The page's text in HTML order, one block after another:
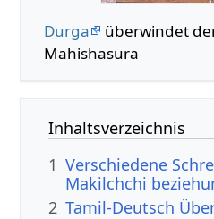
Durga
überwindet
Mahishasura
Inhaltsverzeichnis
1 Verschiedene
Makilchchi
2 Tamil-Deutsch